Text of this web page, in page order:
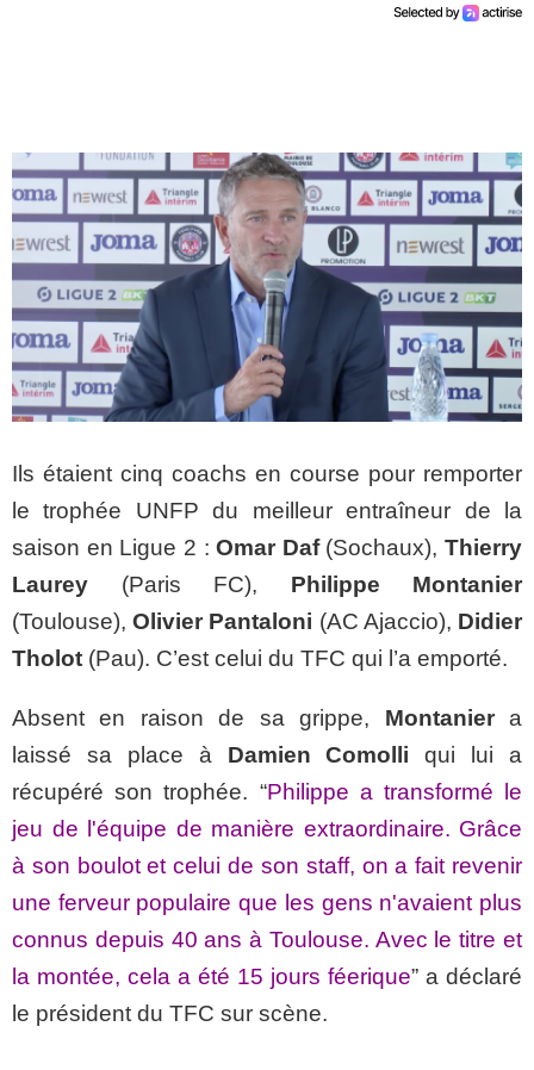
Ils étaient cinq coachs en course pour remporter
le trophée UNFP du meilleur entraîneur de la
saison en Ligue 2 :Omar Daf(Sochaux), Thierry
Laurey (Paris FC), Philippe Montanier
(Toulouse),Olivier Pantaloni (AC Ajaccio), Didier
Tholot (Pau). C’est celui du TFC qui l’a emporté.
Absent en raison de sa grippe, Montaniera
laissé sa place à Damien Comolli qui lui a
récupéré son trophée. “Philippe a transformé le
jeu de l'équipe de manière extraordinaire. Grâce
à son boulot et celui de son staff, on a fait revenir
une ferveur populaire que les gens n'avaient plus
connus depuis 40 ans à Toulouse. Avec le titre et
la montée, cela a été 15 jours féerique” a déclaré
le président du TFC sur scène.